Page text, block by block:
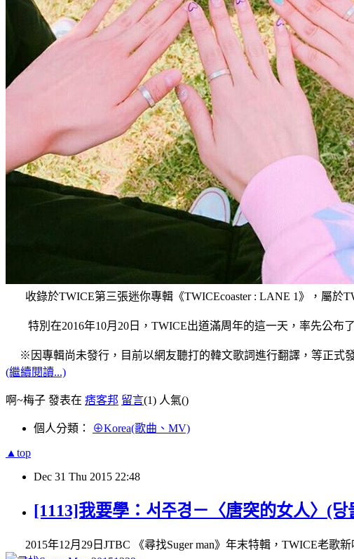
收錄於TWICE第三張迷你專輯《TWICEcoaster : LANE 1》，屬於
特別在2016年10月20日，TWICE出道滿周年的這一天，率先公布
※因專輯尚未發行，目前以網友聽打的韓文歌詞進行翻譯，等正式
(繼續閱讀...)
啊~梅子 發表在 痞客邦 留言(1) 人氣()
個人分類： ⊕Korea(歌曲、MV)
▲top
Dec 31 Thu 2015 22:48
[1113]我要學：서주경－〈唐突的女人〉(
2015年12月29日JTBC 《尋找Suger man》年末特輯，TWICE老歌新